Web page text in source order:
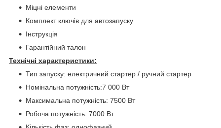
Міцні елементи
Комплект ключів для автозапуску
Інструкція
Гарантійний талон
Технічні характеристики:
Тип запуску: електричний стартер / ручний стартер
Номінальна потужність:7 000 Вт
Максимальна потужність: 7500 Вт
Робоча потужність: 7000 Вт